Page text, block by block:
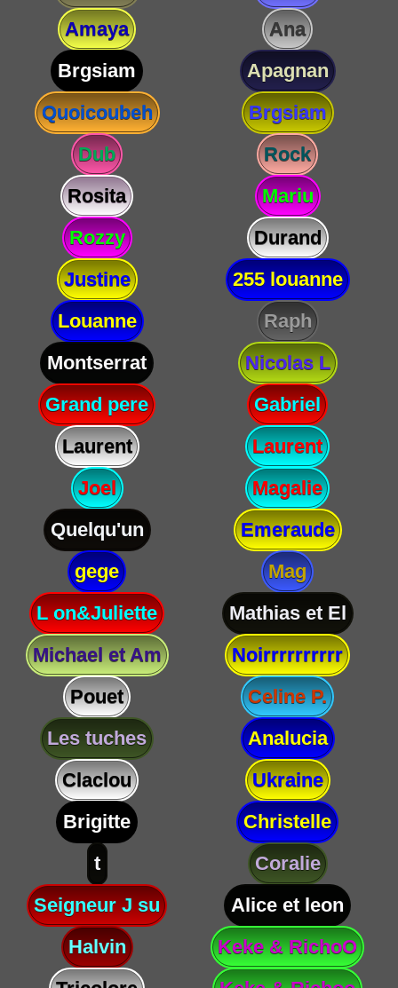
Amaya
Ana
Brgsiam
Apagnan
Quoicoubeh
Brgsiam
Dub
Rock
Rosita
Mariu
Rozzy
Durand
Justine
255 louanne
Louanne
Raph
Montserrat
Nicolas L
Grand pere
Gabriel
Laurent
Laurent
Joel
Magalie
Quelqu'un
Emeraude
gege
Mag
L on&Juliette
Mathias et El
Michael et Am
Noirrrrrrrrrr
Pouet
Celine P.
Les tuches
Analucia
Claclou
Ukraine
Brigitte
Christelle
t
Coralie
Seigneur J su
Alice et leon
Halvin
Keke & RichoO